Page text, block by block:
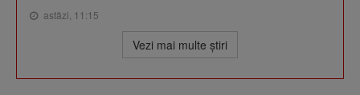
astăzi, 11:15
Vezi mai multe ştiri